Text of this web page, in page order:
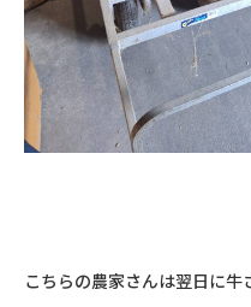
こちらの農家さんは翌日に牛